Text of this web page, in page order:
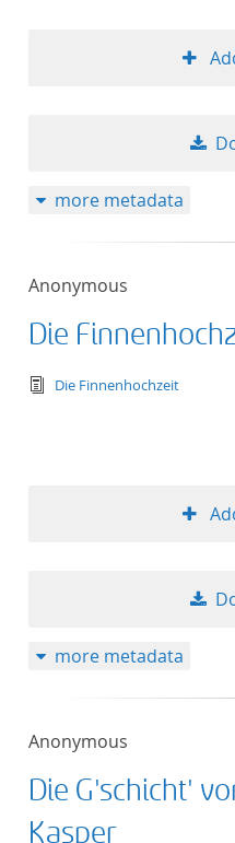
more metadata
Anonymous
Die
text/
Die Finnenhochzeit
more metadata
Anonymous
Die G'schicht'
Kasper